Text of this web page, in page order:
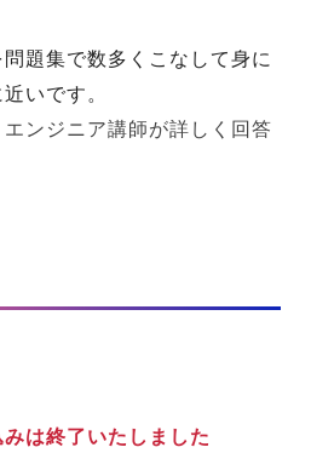
題集で数多くこなして身に
いです。
ンジニア講師が詳しく回答
は終了いたしました